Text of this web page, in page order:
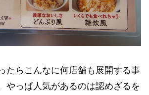
たらこんなに何店舗も展開する事
やっぱ人気があるのは認めざるを